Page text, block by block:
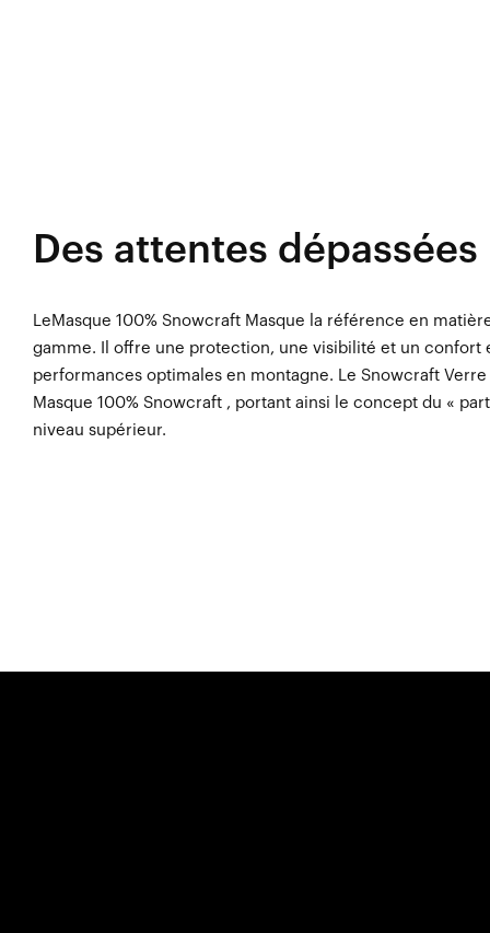
Des attentes dépassées
LeMasque 100% Snowcraft Masque la référence en
gamme. Il offre une protection, une visibilité et un confort
performances optimales en montagne. Le Snowcraft
Masque 100% Snowcraft , portant ainsi le concept du «
niveau supérieur.